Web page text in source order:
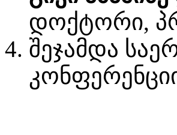
დოქტორი,
შეჯამდა